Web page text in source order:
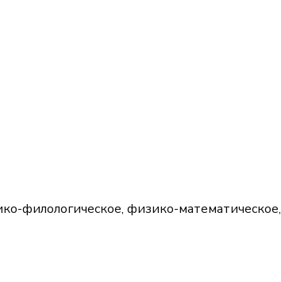
филологическое, физико-математическое,